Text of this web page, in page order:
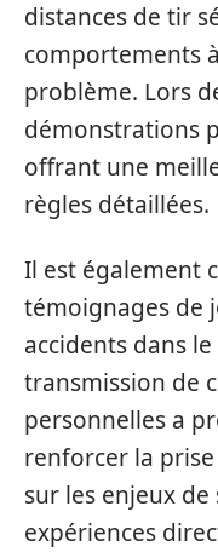
distances de tir
comportements
problème. Lors
démonstrations
offrant une
règles détaillées.
Il est également
témoignages de
accidents dans
transmission de
personnelles a
renforcer la
sur les enjeux
expériences